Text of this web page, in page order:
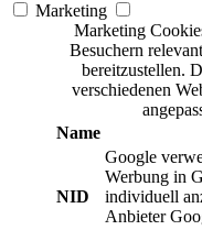
Marketing
Marketing
Besuchern
bereitzustellen.
verschiedenen
Name
NID
Google
Werbung in
individuell
Anbieter